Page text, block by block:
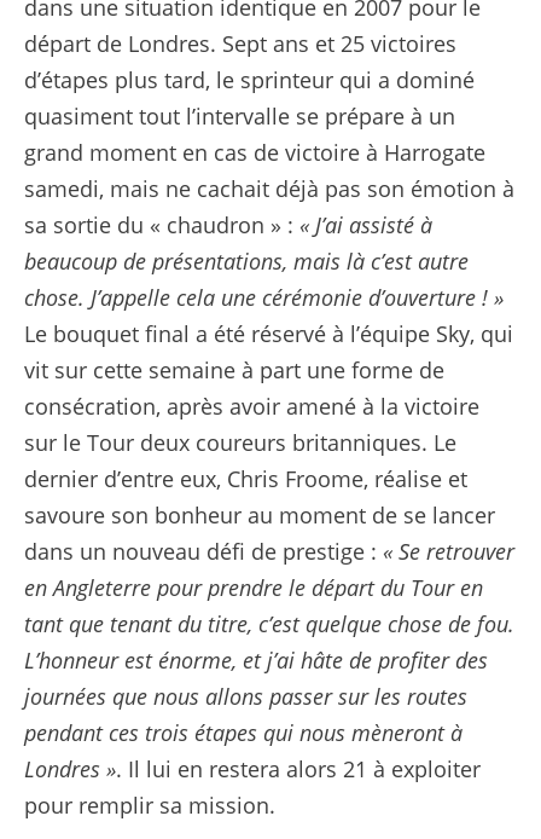
dans une situation identique en 2007 pour le
départ de Londres. Sept ans et 25 victoires
d’étapes plus tard, le sprinteur qui a dominé
quasiment tout l’intervalle se prépare à un
grand moment en cas de victoire à Harrogate
samedi, mais ne cachait déjà pas son émotion à
sa sortie du « chaudron » : « J’ai assisté à
beaucoup de présentations, mais là c’est autre
chose. J’appelle cela une cérémonie d’ouverture ! »
Le bouquet final a été réservé à l’équipe Sky, qui
vit sur cette semaine à part une forme de
consécration, après avoir amené à la victoire
sur le Tour deux coureurs britanniques. Le
dernier d’entre eux, Chris Froome, réalise et
savoure son bonheur au moment de se lancer
dans un nouveau défi de prestige : « Se retrouver
en Angleterre pour prendre le départ du Tour en
tant que tenant du titre, c’est quelque chose de fou.
L’honneur est énorme, et j’ai hâte de profiter des
journées que nous allons passer sur les routes
pendant ces trois étapes qui nous mèneront à
Londres ». Il lui en restera alors 21 à exploiter
pour remplir sa mission.
LE PANACHE SOUS